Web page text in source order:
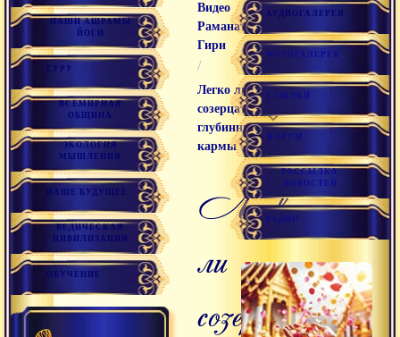
НАШИ АШРАМЫ
ЙОГИ
ГУРУ
ВСЕМИРНАЯ
ОБЩИНА
ЭКОЛОГИЯ
МЫШЛЕНИЯ
НАШЕ БУДУЩЕЕ
ВЕДИЧЕСКАЯ
ЦИВИЛИЗАЦИЯ
ОБУЧЕНИЕ
Видео
Раманатха
Гири
/
Легко ли
созерцать
глубинные
кармы
легко
ли
созерцать
АУДИОГАЛЕРЕЯ
ФОТОГАЛЕРЕЯ
ССЫЛКИ
ФОРУМ
РАССЫЛКА
НОВОСТЕЙ
РАДИО